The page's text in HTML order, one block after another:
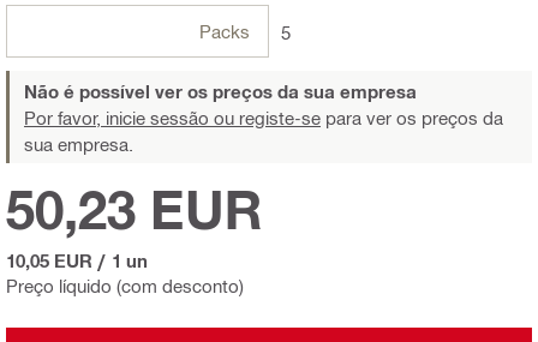
Packs 5
Não é possível ver os preços da sua empresa
Por favor, inicie sessão ou registe-se para ver os preços da
sua empresa.
Preço líquido (com desconto)
50,23 EUR
10,05 EUR / 1 un